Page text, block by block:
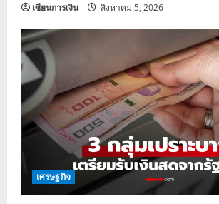
เซียนการเงิน สิงหาคม 5, 2026
เศรษฐกิจ